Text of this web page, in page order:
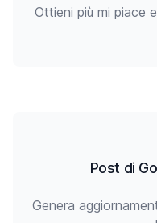
Ottieni più mi piace
Post di
Genera